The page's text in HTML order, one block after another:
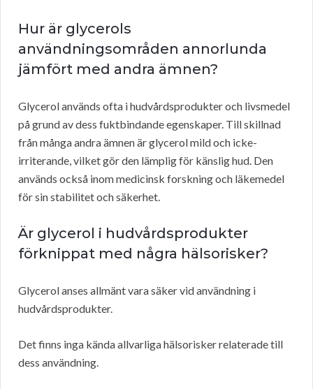
Hur är glycerols
användningsområden annorlunda
jämfört med andra ämnen?
Glycerol används ofta i hudvårdsprodukter och livsmedel
på grund av dess fuktbindande egenskaper. Till skillnad
från många andra ämnen är glycerol mild och icke-
irriterande, vilket gör den lämplig för känslig hud. Den
används också inom medicinsk forskning och läkemedel
för sin stabilitet och säkerhet.
Är glycerol i hudvårdsprodukter
förknippat med några hälsorisker?
Glycerol anses allmänt vara säker vid användning i
hudvårdsprodukter.
Det finns inga kända allvarliga hälsorisker relaterade till
dess användning.